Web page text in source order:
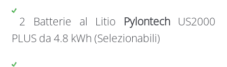
2 Batterie al Litio PylontechUS2000
PLUS da 4.8 kWh (Selezionabili)